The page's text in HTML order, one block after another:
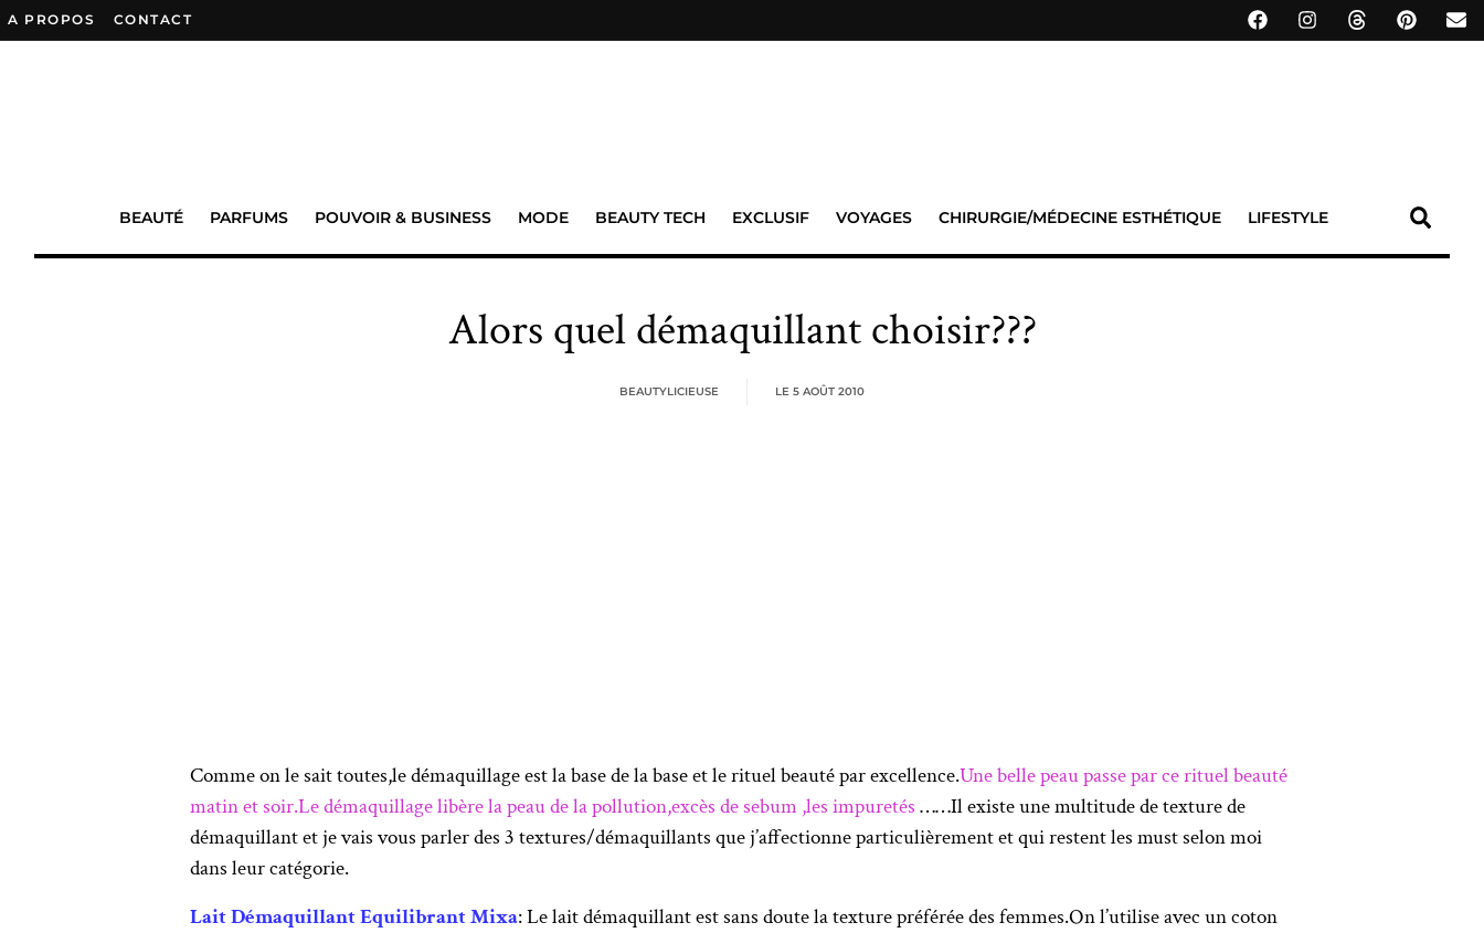
A PROPOS CONTACT
BEAUTÉ PARFUMS POUVOIR & BUSINESS MODE BEAUTY TECH EXCLUSIF VOYAGES CHIRURGIE/MÉDECINE ESTHÉTIQUE LIFESTYLE
Alors quel démaquillant choisir???
BEAUTYLICIEUSE LE 5 AOÛT 2010
Comme on le sait toutes,le démaquillage est la base de la base et le rituel beauté par excellence.Une belle peau passe par ce rituel beauté
matin et soir.Le démaquillage libère la peau de la pollution,excès de sebum ,les impuretés ……Il existe une multitude de texture de
démaquillant et je vais vous parler des 3 textures/démaquillants que j’affectionne particulièrement et qui restent les must selon moi
dans leur catégorie.
Lait Démaquillant Equilibrant Mixa: Le lait démaquillant est sans doute la texture préférée des femmes.On l’utilise avec un coton